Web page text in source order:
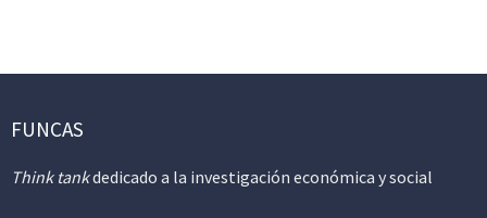
FUNCAS
Think tankdedicado a la investigación económica y social